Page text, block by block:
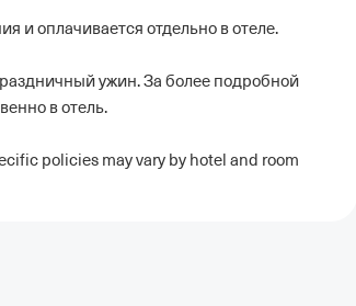
и оплачивается отдельно в отеле.
ужин. За более подробной
в отель.
policies may vary by hotel and room